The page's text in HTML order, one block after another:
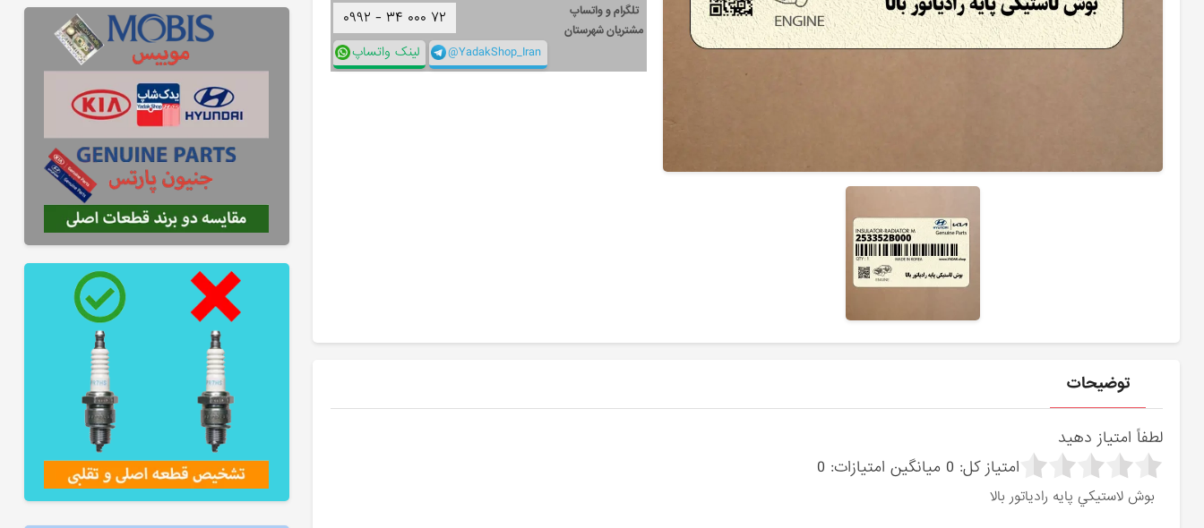
تلگرام و واتساپ
مشتریان شهرستان
۰۹۹۲ - ۳۴ ۰۰۰ ۷۲
لینک واتساپ @YadakShop_Iran
توضیحات
لطفاً امتیاز دهید
امتیاز کل: 0 میانگین امتیازات: 0
بوش لاستيكي پايه رادياتور بالا